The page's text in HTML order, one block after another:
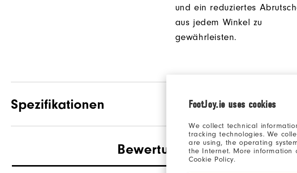
FootJoy.ie uses cookies
We collect technical
tracking technologies. We
are using, the operating
the Internet. More information
Cookie Policy.
und ein reduziertes
aus jedem Winkel zu
gewährleisten.
Spezifikationen
Leisten
Bewertungen (89)